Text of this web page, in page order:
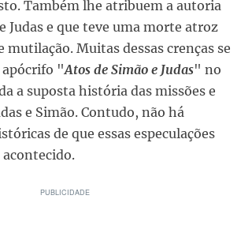
Também lhe atribuem a autoria
Judas e que teve uma morte atroz
mutilação. Muitas dessas crenças se
"Atos de Simão e Judas" no
a suposta história das missões e
e Simão. Contudo, não há
de que essas especulações